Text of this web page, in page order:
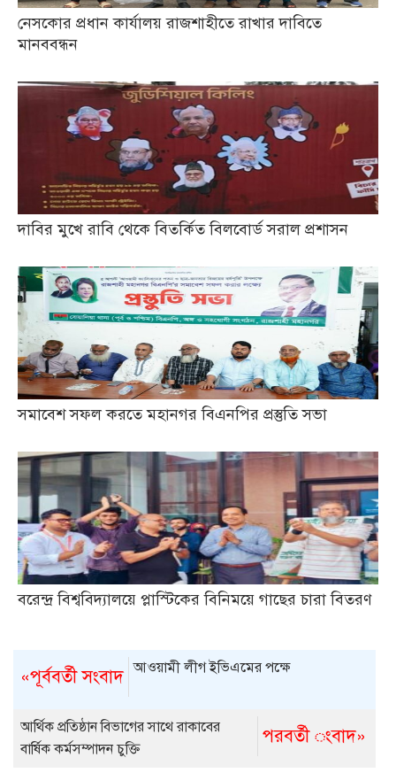
নেসকোর প্রধান কার্যালয় রাজশাহীতে রাখার দাবিতে
মানববন্ধন
দাবির মুখে রাবি থেকে বিতর্কিত বিলবোর্ড সরাল প্রশাসন
সমাবেশ সফল করতে মহানগর বিএনপির প্রস্তুতি সভা
বরেন্দ্র বিশ্ববিদ্যালয়ে প্লাস্টিকের বিনিময়ে গাছের চারা বিতরণ
«পূর্ববর্তী সংবাদ আওয়ামী লীগ ইভিএমের পক্ষে
পরবর্তী ংবাদ»
আর্থিক প্রতিষ্ঠান বিভাগের সাথে রাকাবের
বার্ষিক কর্মসম্পাদন চুক্তি